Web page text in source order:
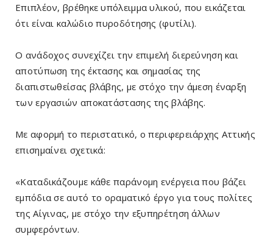
Επιπλέον, βρέθηκε υπόλειμμα υλικού, που εικάζεται
ότι είναι καλώδιο πυροδότησης (φυτίλι).
Ο ανάδοχος συνεχίζει την επιμελή διερεύνηση και
αποτύπωση της έκτασης και σημασίας της
διαπιστωθείσας βλάβης, με στόχο την άμεση έναρξη
των εργασιών αποκατάστασης της βλάβης.
Με αφορμή το περιστατικό, ο περιφερειάρχης Αττικής
επισημαίνει σχετικά:
«Καταδικάζουμε κάθε παράνομη ενέργεια που βάζει
εμπόδια σε αυτό το οραματικό έργο για τους πολίτες
της Αίγινας, με στόχο την εξυπηρέτηση άλλων
συμφερόντων.